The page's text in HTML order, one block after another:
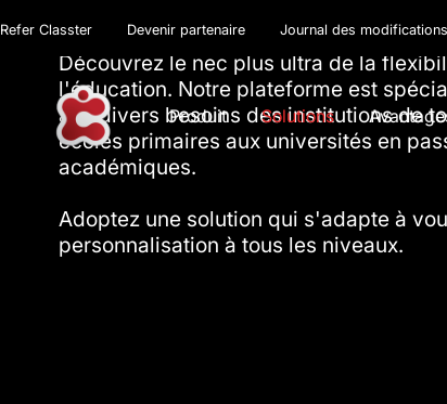
Refer Classter Devenir partenaire Journal des modifications
Produit Solutions
Découvrez le nec plus ultra de la
l'éducation. Notre plateforme est
aux divers besoins des institutions de
écoles primaires aux universités en
académiques.
Adoptez une solution qui s'adapte à
personnalisation à tous les niveaux.